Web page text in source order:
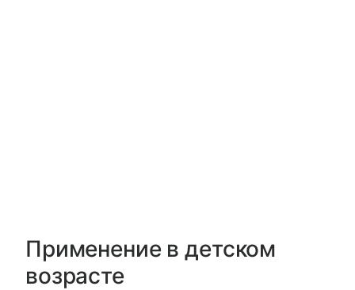
Применение в детском
возрасте